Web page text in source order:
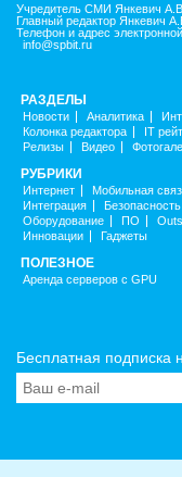
Учредитель СМИ Янкевич А.В
Главный редактор Янкевич
Телефон и адрес
info@spbit.ru
РАЗДЕЛЫ
Новости Аналитика
Колонка редактора
IT
Релизы
Видео
РУБРИКИ
Интернет Мобильная
Интеграция
Безопасность
Оборудование
ПО
Инновации
Гаджеты
ПОЛЕЗНОЕ
Аренда серверов с GPU
Бесплатная подписка